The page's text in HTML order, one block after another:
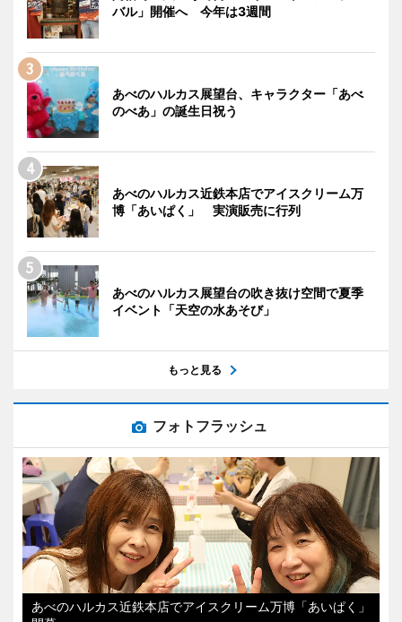
バル」開催へ 今年は3週間
あべのハルカス展望台、キャラクター「あべ
のべあ」の誕生日祝う
あべのハルカス近鉄本店でアイスクリーム万
博「あいぱく」 実演販売に行列
あべのハルカス展望台の吹き抜け空間で夏季
イベント「天空の水あそび」
もっと見る
フォトフラッシュ
あべのハルカス近鉄本店でアイスクリーム万博「あいぱく」